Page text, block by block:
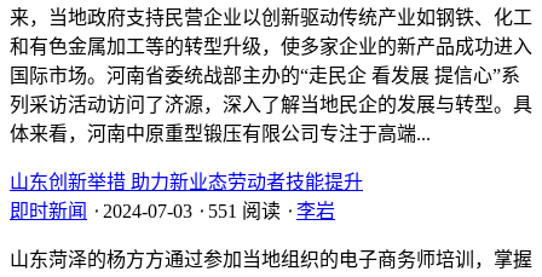
来，当地政府支持民营企业以创新驱动传统产业如钢铁、化工
和有色金属加工等的转型升级，使多家企业的新产品成功进入
国际市场。河南省委统战部主办的“走民企 看发展 提信心”系
列采访活动访问了济源，深入了解当地民企的发展与转型。具
体来看，河南中原重型锻压有限公司专注于高端...
山东创新举措 助力新业态劳动者技能提升
即时新闻 ⋅ 2024-07-03 ⋅ 551 阅读 ⋅ 李岩
山东菏泽的杨方方通过参加当地组织的电子商务师培训，掌握